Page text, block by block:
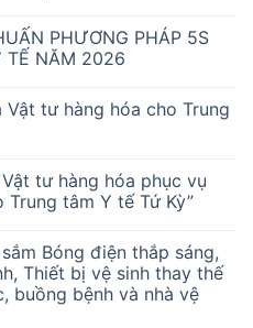
PHƯƠNG PHÁP 5S
TẾ NĂM 2026
Vật tư hàng hóa cho Trung
tư hàng hóa phục vụ
tâm Y tế Tứ Kỳ”
Bóng điện thắp sáng,
Thiết bị vệ sinh thay thế
buồng bệnh và nhà vệ